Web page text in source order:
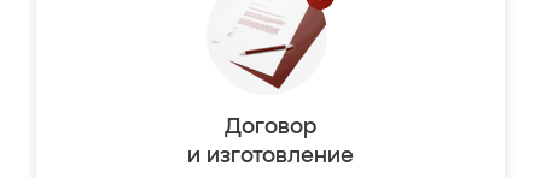
Договор
и изготовление